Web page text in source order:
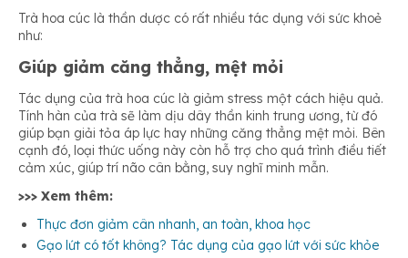
Trà hoa cúc là thần dược có rất nhiều tác dụng với sức khoẻ
như:
Giúp giảm căng thẳng, mệt mỏi
Tác dụng của trà hoa cúc là giảm stress một cách hiệu quả.
Tính hàn của trà sẽ làm dịu dây thần kinh trung ương, từ đó
giúp bạn giải tỏa áp lực hay những căng thẳng mệt mỏi. Bên
cạnh đó, loại thức uống này còn hỗ trợ cho quá trình điều tiết
cảm xúc, giúp trí não cân bằng, suy nghĩ minh mẫn.
>>> Xem thêm:
Thực đơn giảm cân nhanh, an toàn, khoa học
Gạo lứt có tốt không? Tác dụng của gạo lứt với sức khỏe